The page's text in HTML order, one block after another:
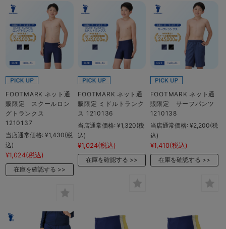
FOOTMARK ネット通
販限定 スクールロン
グトランクス
1210137
当店通常価格: ¥1,430(税
込)
¥1,024(税込)
在庫を確認する
FOOTMARK ネット通
販限定 ミドルトランク
ス 1210136
当店通常価格: ¥1,320(税
込)
¥1,024(税込)
在庫を確認する
FOOTMARK ネット通
販限定 サーフパンツ
1210138
当店通常価格: ¥2,200(税
込)
¥1,410(税込)
在庫を確認する